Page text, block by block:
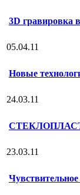
3D гравировка
05.04.11
Новые
24.03.11
23.03.11